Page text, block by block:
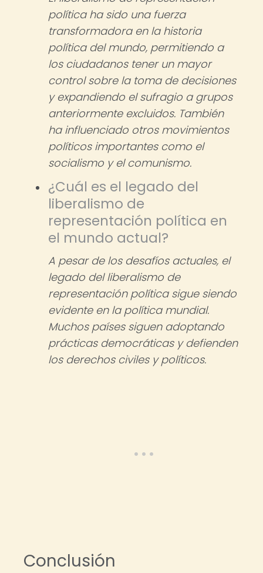
política ha sido una fuerza
transformadora en la historia
política del mundo, permitiendo a
los ciudadanos tener un mayor
control sobre la toma de decisiones
y expandiendo el sufragio a grupos
anteriormente excluidos. También
ha influenciado otros movimientos
políticos importantes como el
socialismo y el comunismo.
¿Cuál es el legado del
liberalismo de
representación política en
el mundo actual?
A pesar de los desafíos actuales, el
legado del liberalismo de
representación política sigue siendo
evidente en la política mundial.
Muchos países siguen adoptando
prácticas democráticas y defienden
los derechos civiles y políticos.
Conclusión